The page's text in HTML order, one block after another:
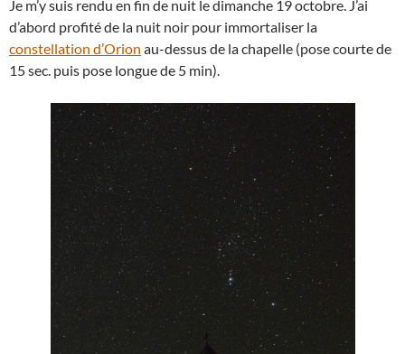
Je m’y suis rendu en fin de nuit le dimanche 19 octobre. J’ai
d’abord profité de la nuit noir pour immortaliser la
constellation d’Orion au-dessus de la chapelle (pose courte de
15 sec. puis pose longue de 5 min).